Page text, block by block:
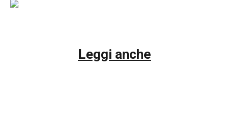
Leggi anche